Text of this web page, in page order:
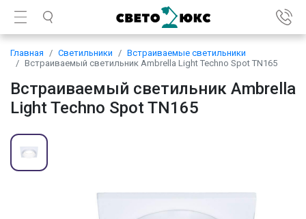
Главная Светильники
Встраиваемые светильники
Встраиваемый светильник Ambrella Light Techno Spot TN165
Встраиваемый светильник Ambrella
Light Techno Spot TN165